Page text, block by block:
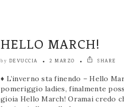
HELLO MARCH!
by DEVUCCIA 2 MARZO SHARE
♦ L’inverno sta finendo – Hello
pomeriggio ladies, finalmente
gioia Hello March! Oramai credo